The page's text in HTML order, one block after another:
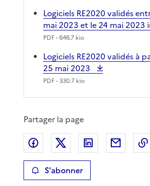
Logiciels RE2020 validés
mai 2023 et le 24 mai 2023
PDF- 646.7 kio
Logiciels RE2020 validés à
25 mai 2023
PDF- 330.7 kio
Partager la page
Partager sur Facebook
Partager sur XPartager sur
S'abonner